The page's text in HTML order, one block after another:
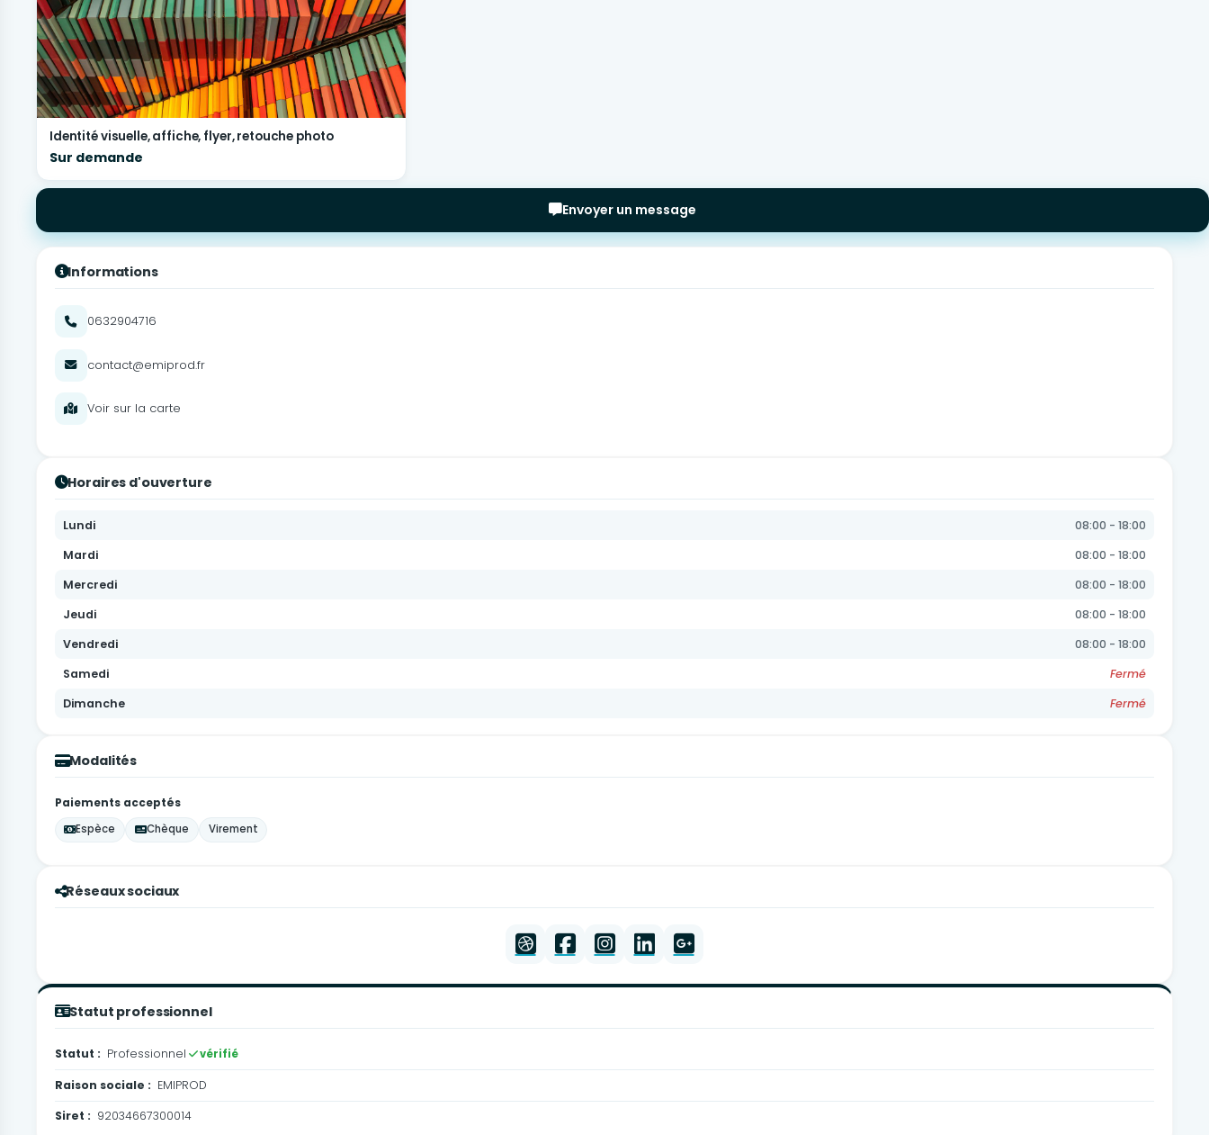
Identité visuelle, affiche, flyer, retouche photo
Sur demande
Envoyer un message
Informations
0632904716
contact@emiprod.fr
Voir sur la carte
Horaires d'ouverture
Lundi
08:00 - 18:00
Mardi
08:00 - 18:00
Mercredi
08:00 - 18:00
Jeudi
08:00 - 18:00
Vendredi
08:00 - 18:00
Samedi
Fermé
Dimanche
Fermé
Modalités
Paiements acceptés
Espèce
Chèque Virement
Réseaux sociaux
Statut professionnel
Statut : Professionnel vérifié
Raison sociale : EMIPROD
Siret : 92034667300014